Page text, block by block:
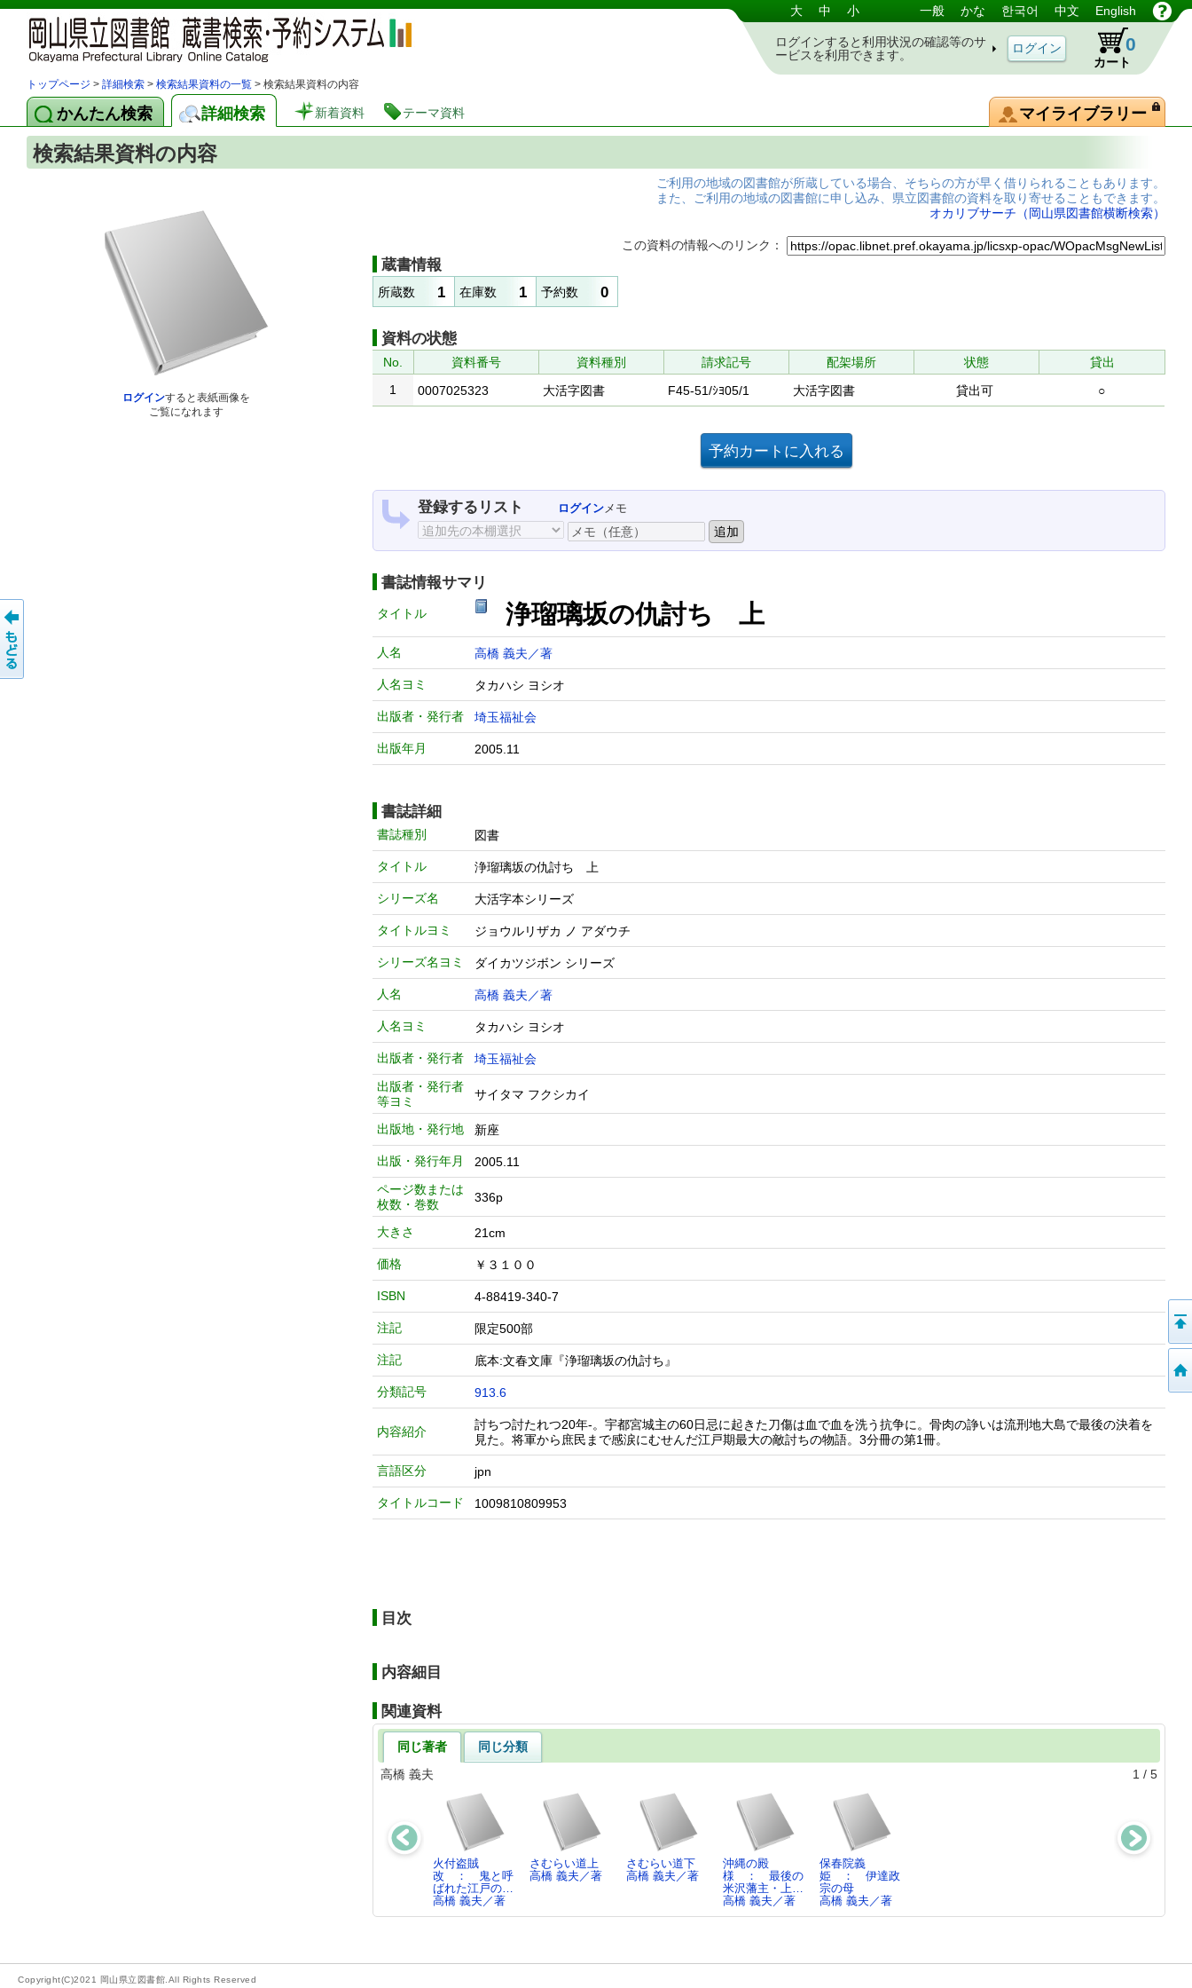
岡山県立図書館 蔵書検索・予約システム 大 中 小 一般 かな 한국어 中文 English
ログインすると利用状況の確認等のサ
ービスを利用できます。
カート
0
トップページ > 詳細検索 > 検索結果資料の一覧 > 検索結果資料の内容
かんたん検索 詳細検索 新着資料 テーマ資料 マイライブラリー
検索結果資料の内容
ログインすると表紙画像を
ご覧になれます
ご利用の地域の図書館が所蔵している場合、そちらの方が早く借りられることもあります。
また、ご利用の地域の図書館に申し込み、県立図書館の資料を取り寄せることもできます。
オカリブサーチ（岡山県図書館横断検索）
この資料の情報へのリンク：
蔵書情報
所蔵数 1 在庫数 1 予約数 0
資料の状態
No. 資料番号 資料種別 請求記号 配架場所 状態
貸出
1
0007025323 大活字図書 F45-51/ｼﾖ05/1 大活字図書 貸出可 ○
登録するリスト ログインメモ
書誌情報サマリ
タイトル 浄瑠璃坂の仇討ち 上
人名 高橋 義夫／著
人名ヨミ タカハシ ヨシオ
出版者・発行者 埼玉福祉会
出版年月 2005.11
書誌詳細
書誌種別 図書
タイトル 浄瑠璃坂の仇討ち 上
シリーズ名 大活字本シリーズ
タイトルヨミ ジョウルリザカ ノ アダウチ
シリーズ名ヨミ ダイカツジボン シリーズ
人名 高橋 義夫／著
人名ヨミ タカハシ ヨシオ
出版者・発行者
埼玉福祉会
出版者・発行者
等ヨミ
サイタマ フクシカイ
出版地・発行地 新座
出版・発行年月
2005.11
ページ数または
枚数・巻数
336p
大きさ 21cm
価格 ￥３１００
ISBN 4-88419-340-7
注記 限定500部
注記 底本:文春文庫『浄瑠璃坂の仇討ち』
分類記号 913.6
内容紹介
討ちつ討たれつ20年-。宇都宮城主の60日忌に起きた刀傷は血で血を洗う抗争に。骨肉の諍いは流刑地大島で最後の決着を
見た。将軍から庶民まで感涙にむせんだ江戸期最大の敵討ちの物語。3分冊の第1冊。
言語区分 jpn
タイトルコード 1009810809953
目次
内容細目
関連資料
同じ著者
同じ分類
高橋 義夫
1 / 5
火付盗賊
改 ： 鬼と呼
ばれた江戸の…
高橋 義夫／著
さむらい道上
高橋 義夫／著
さむらい道下
高橋 義夫／著
沖縄の殿
様 ： 最後の
米沢藩主・上…
高橋 義夫／著
保春院義
姫 ： 伊達政
宗の母
高橋 義夫／著
Copyright(C)2021 岡山県立図書館.All Rights Reserved